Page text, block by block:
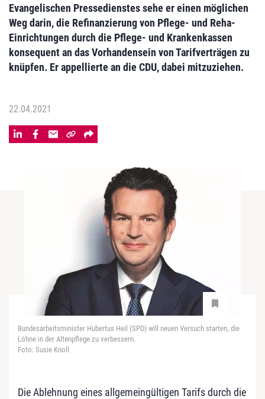
Evangelischen Pressedienstes sehe er einen möglichen
Weg darin, die Refinanzierung von Pflege- und Reha-
Einrichtungen durch die Pflege- und Krankenkassen
konsequent an das Vorhandensein von Tarifverträgen zu
knüpfen. Er appellierte an die CDU, dabei mitzuziehen.
22.04.2021
Bundesarbeitsminister Hubertus Heil (SPD) will neuen Versuch starten, die
Löhne in der Altenpflege zu verbessern.
Foto: Susie Knoll
Die Ablehnung eines allgemeingültigen Tarifs durch die